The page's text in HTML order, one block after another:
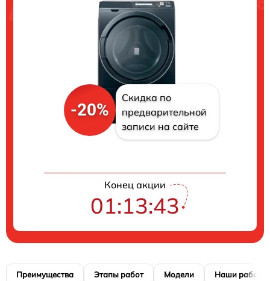
-20%
Скидка по
предварительной
записи на сайте
Конец акции
01:13:42
Преимущества Этапы работ Модели Наши работы